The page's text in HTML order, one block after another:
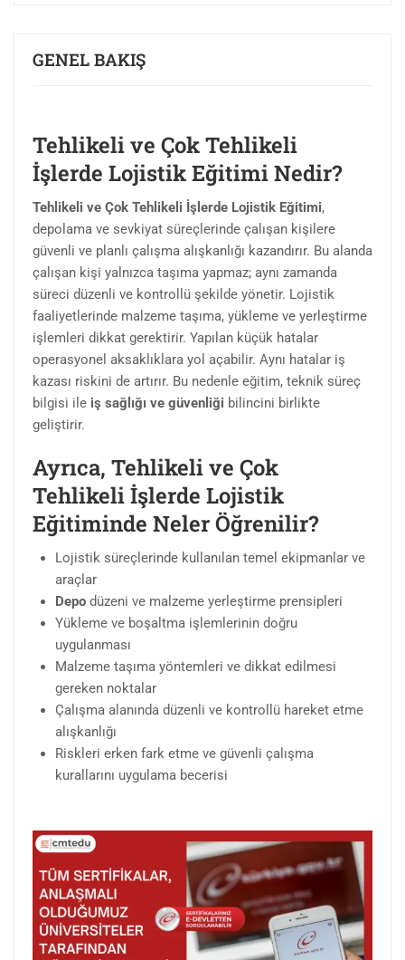
GENEL BAKIŞ
Tehlikeli ve Çok Tehlikeli
İşlerde Lojistik Eğitimi Nedir?
Tehlikeli ve Çok Tehlikeli İşlerde Lojistik Eğitimi,
depolama ve sevkiyat süreçlerinde çalışan kişilere
güvenli ve planlı çalışma alışkanlığı kazandırır. Bu alanda
çalışan kişi yalnızca taşıma yapmaz; aynı zamanda
süreci düzenli ve kontrollü şekilde yönetir. Lojistik
faaliyetlerinde malzeme taşıma, yükleme ve yerleştirme
işlemleri dikkat gerektirir. Yapılan küçük hatalar
operasyonel aksaklıklara yol açabilir. Aynı hatalar iş
kazası riskini de artırır. Bu nedenle eğitim, teknik süreç
bilgisi ile iş sağlığı ve güvenliği bilincini birlikte
geliştirir.
Ayrıca, Tehlikeli ve Çok
Tehlikeli İşlerde Lojistik
Eğitiminde Neler Öğrenilir?
Lojistik süreçlerinde kullanılan temel ekipmanlar ve
araçlar
Depo düzeni ve malzeme yerleştirme prensipleri
Yükleme ve boşaltma işlemlerinin doğru
uygulanması
Malzeme taşıma yöntemleri ve dikkat edilmesi
gereken noktalar
Çalışma alanında düzenli ve kontrollü hareket etme
alışkanlığı
Riskleri erken fark etme ve güvenli çalışma
kurallarını uygulama becerisi